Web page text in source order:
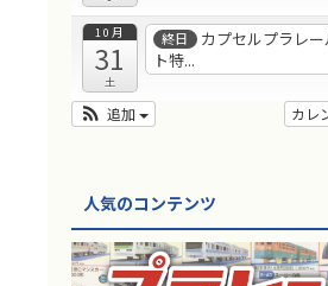
10月
31
土
終日
カプセルプラレ
ト特...
カレ
追加
人気のコンテンツ